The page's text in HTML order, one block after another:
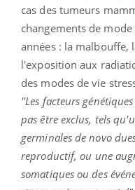
cas des tumeurs
changements de
années : la malbouffe,
l'exposition aux
des modes de vie
"Les facteurs
pas être exclus, tels
germinales de novo
reproductif, ou une
somatiques ou des